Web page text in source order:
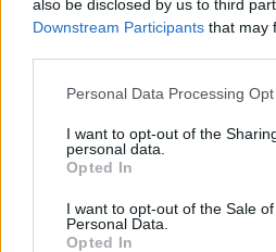
also be disclosed by us to third
Downstream Participants that may
Personal Data Processing
I want to opt-out of the
personal data.
Opted In
I want to opt-out of the Sale
Personal Data.
Opted In